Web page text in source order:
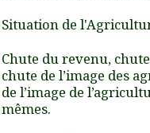
Situation de
Chute du revenu,
chute de l’image des
de l’image de
mêmes.